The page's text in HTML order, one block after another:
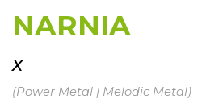
NARNIA
X
(Power Metal | Melodic Metal)